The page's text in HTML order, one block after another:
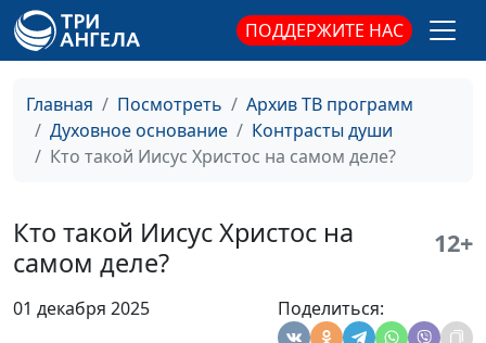
ПОДДЕРЖИТЕ НАС
Главная Посмотреть
Архив ТВ программ
Духовное основание
Контрасты души
Кто такой Иисус Христос на самом деле?
Кто такой Иисус Христос на
самом деле?
12+
01 декабря 2025 Поделиться:
священнослужитель
Настоящее покаяние —
Валерий Малышев,
Перешивкин,
священнослужитель
#706
нечестивых?
Перешивкин,
Жизнь в быстром темпе.
Валерий Малышев,
Евгений